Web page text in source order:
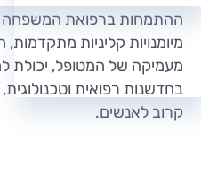
ההתמחות ברפואת
מיומנויות קליניות
מעמיקה של המטופל, יכולת
בחדשנות רפואית
קרוב לאנשים.